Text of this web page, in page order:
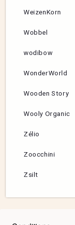
WeizenKorn
Wobbel
wodibow
WonderWorld
Wooden Story
Wooly Organic
Zélio
Zoocchini
Zsilt